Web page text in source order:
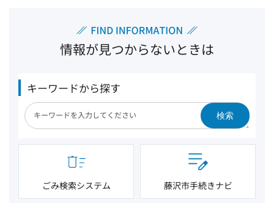
情報が見つからないときは
キーワードから探す
検索
ごみ検索システム 藤沢市手続きナビ